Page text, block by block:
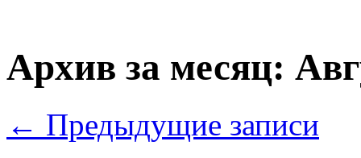
Архив за месяц:
← Предыдущие записи